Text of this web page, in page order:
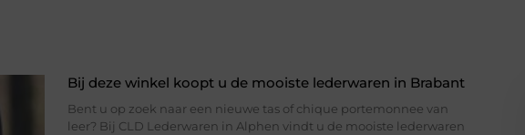
Bij deze winkel koopt u de mooiste lederwaren in Brabant
Bent u op zoek naar een nieuwe tas of chique portemonnee van
leer? Bij CLD Lederwaren in Alphen vindt u de mooiste lederwaren